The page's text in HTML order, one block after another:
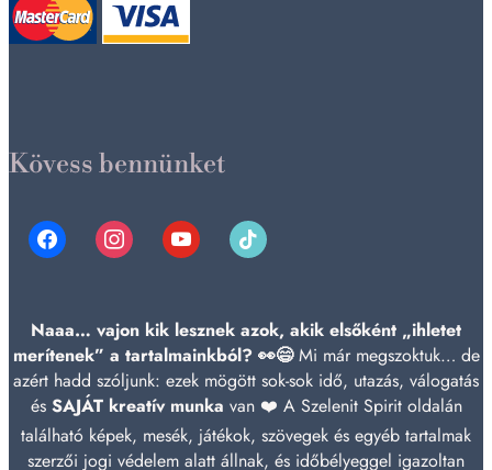
Kövess bennünket
facebookinstagramyoutube tiktok
Naaa… vajon kik lesznek azok, akik elsőként „ihletet
merítenek” a tartalmainkból? 👀😄Mi már megszoktuk… de
azért hadd szóljunk: ezek mögött sok-sok idő, utazás, válogatás
és SAJÁT kreatív munka van ❤️ A Szelenit Spirit oldalán
található képek, mesék, játékok, szövegek és egyéb tartalmak
szerzői jogi védelem alatt állnak, és időbélyeggel igazoltan